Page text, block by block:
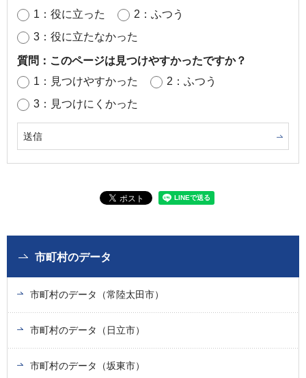
1：役に立った
2：ふつう
3：役に立たなかった
質問：このページは見つけやすかったですか？
1：見つけやすかった
2：ふつう
3：見つけにくかった
市町村のデータ
市町村のデータ（常陸太田市）
市町村のデータ（日立市）
市町村のデータ（坂東市）